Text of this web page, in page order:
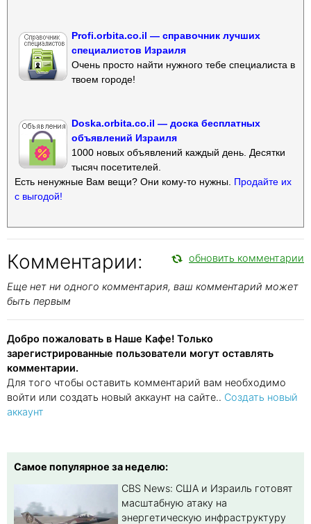
Profi.orbita.co.il — справочник лучших
специалистов Израиля
Очень просто найти нужного тебе специалиста в
твоем городе!
Doska.orbita.co.il — доска бесплатных
объявлений Израиля
1000 новых объявлений каждый день. Десятки
тысяч посетителей.
Есть ненужные Вам вещи? Они кому-то нужны. Продайте их
с выгодой!
Комментарии: обновить комментарии
Еще нет ни одного комментария, ваш комментарий может
быть первым
Добро пожаловать в Наше Кафе! Только
зарегистрированные пользователи могут оставлять
комментарии.
Для того чтобы оставить комментарий вам необходимо
войти или создать новый аккаунт на сайте.. Создать новый
аккаунт
Самое популярное за неделю:
CBS News: США и Израиль готовят
масштабную атаку на
энергетическую инфраструктуру